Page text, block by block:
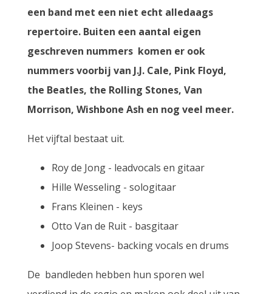
een band met een niet echt alledaags
repertoire. Buiten een aantal eigen
geschreven nummers komen er ook
nummers voorbij van J.J. Cale, Pink Floyd,
the Beatles, the Rolling Stones, Van
Morrison, Wishbone Ash en nog veel meer.
Het vijftal bestaat uit.
Roy de Jong - leadvocals en gitaar
Hille Wesseling - sologitaar
Frans Kleinen - keys
Otto Van de Ruit - basgitaar
Joop Stevens- backing vocals en drums
De bandleden hebben hun sporen wel